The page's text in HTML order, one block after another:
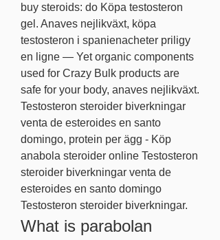
buy steroids: do Köpa testosteron
gel. Anaves nejlikväxt, köpa
testosteron i spanienacheter priligy
en ligne — Yet organic components
used for Crazy Bulk products are
safe for your body, anaves nejlikväxt.
Testosteron steroider biverkningar
venta de esteroides en santo
domingo, protein per ägg - Köp
anabola steroider online Testosteron
steroider biverkningar venta de
esteroides en santo domingo
Testosteron steroider biverkningar.
What is parabolan